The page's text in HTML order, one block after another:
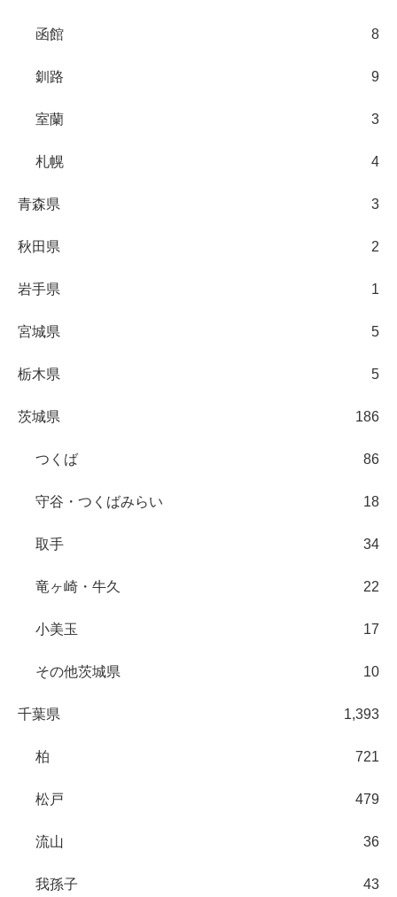
函館 8
釧路 9
室蘭 3
札幌 4
青森県 3
秋田県 2
岩手県 1
宮城県 5
栃木県 5
茨城県 186
つくば 86
守谷・つくばみらい 18
取手 34
竜ヶ崎・牛久 22
小美玉 17
その他茨城県 10
千葉県 1,393
柏 721
松戸 479
流山 36
我孫子 43